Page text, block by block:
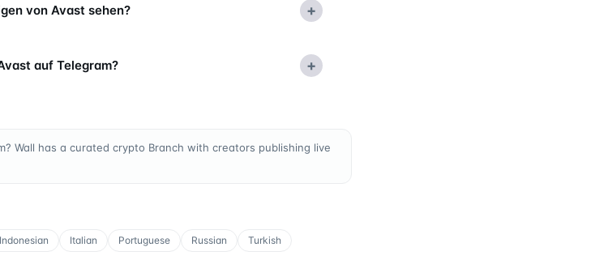
von Avast sehen? +
auf Telegram? +
Wall has a curated crypto Branch with creators publishing live
Indonesian Italian Portuguese Russian
Turkish